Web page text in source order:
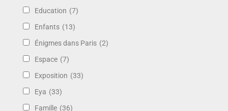
Education (7)
Enfants (13)
Énigmes dans Paris (2)
Espace (7)
Exposition (33)
Eya (33)
Famille (36)